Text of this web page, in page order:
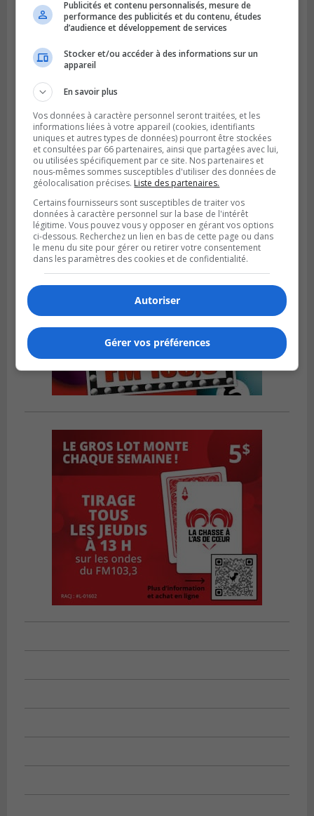
BOUCHERVILLE
Publié le 13 juillet 2026 à 10h43
Boucherville et le CSSP discutent d’une
Planification scolaire
Publicités et contenu personnalisés, mesure de
performance des publicités et du contenu, études
d’audience et développement de services
Stocker et/ou accéder à des informations sur un
appareil
En savoir plus
Vos données à caractère personnel seront traitées, et les
informations liées à votre appareil (cookies, identifiants
uniques et autres types de données) pourront être stockées
et consultées par 66 partenaires, ainsi que partagées avec lui,
ou utilisées spécifiquement par ce site. Nos partenaires et
nous-mêmes sommes susceptibles d'utiliser des données de
géolocalisation précises. Liste des partenaires.
Certains fournisseurs sont susceptibles de traiter vos
données à caractère personnel sur la base de l'intérêt
légitime. Vous pouvez vous y opposer en gérant vos options
ci-dessous. Recherchez un lien en bas de cette page ou dans
le menu du site pour gérer ou retirer votre consentement
dans les paramètres des cookies et de confidentialité.
Autoriser
Gérer vos préférences